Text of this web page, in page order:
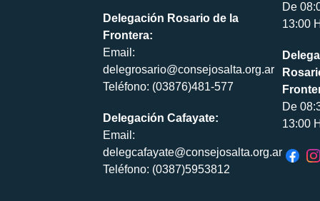
Delegación Rosario de la
Frontera:
Email:
delegrosario@consejosalta.org.ar
Teléfono: (03876)481-577
Delegación Cafayate:
Email:
delegcafayate@consejosalta.org.ar
Teléfono: (0387)5953812
De
13:00
De
13:00